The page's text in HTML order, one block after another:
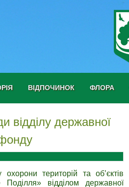
ВІДПОЧИНОК ФЛОРА
відділу державної
територій та об’єктів
Поділля» відділом державної